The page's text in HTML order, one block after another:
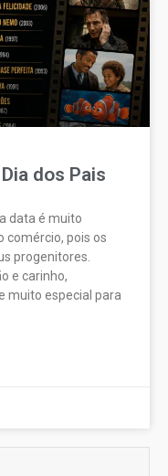
dos Pais
data é muito
comércio, pois os
progenitores.
e carinho,
muito especial para